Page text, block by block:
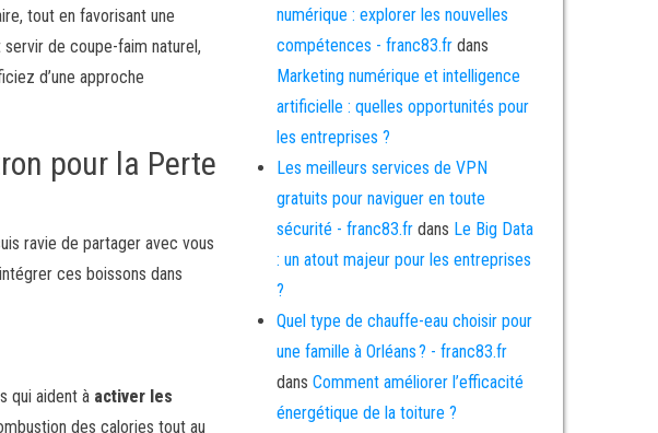
tout en favorisant une
de coupe-faim naturel,
d’une approche
pour la Perte
ravie de partager avec vous
ces boissons dans
qui aident à activer les
des calories tout au
numérique : explorer les nouvelles
compétences - franc83.frdans
Marketing numérique et intelligence
artificielle : quelles opportunités pour
les entreprises ?
Les meilleurs services de VPN
gratuits pour naviguer en toute
sécurité - franc83.frdans Le Big Data
: un atout majeur pour les entreprises
?
Quel type de chauffe-eau choisir pour
une famille à Orléans ? - franc83.fr
dans Comment améliorer l’efficacité
énergétique de la toiture ?